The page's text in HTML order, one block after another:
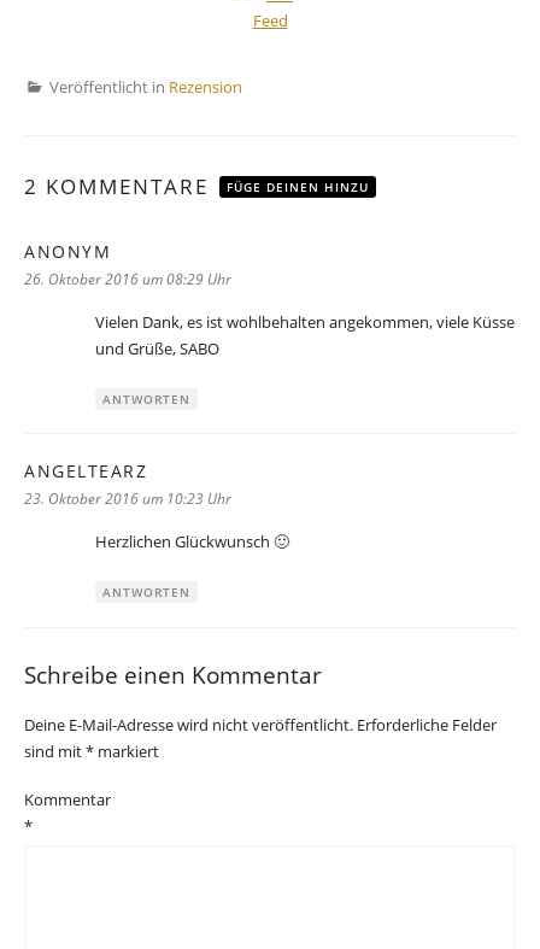
Veröffentlicht in Rezension
2 KOMMENTARE FÜGE DEINEN HINZU
ANONYM
26. Oktober 2016 um 08:29 Uhr
Vielen Dank, es ist wohlbehalten angekommen, viele Küsse
und Grüße, SABO
ANTWORTEN
ANGELTEARZ
23. Oktober 2016 um 10:23 Uhr
Herzlichen Glückwunsch 🙂
ANTWORTEN
Schreibe einen Kommentar
Deine E-Mail-Adresse wird nicht veröffentlicht. Erforderliche Felder
sind mit* markiert
Kommentar
*